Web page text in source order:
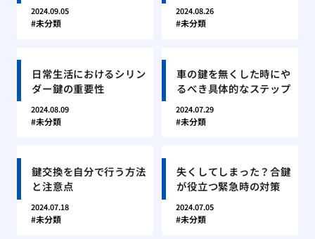
2024.09.05
未分類
2024.08.26
未分類
日常生活におけるシリン
ダー鍵の重要性
2024.08.09
未分類
車の鍵を無くした時にや
るべき具体的なステップ
2024.07.29
未分類
鍵交換を自分で行う方法
と注意点
2024.07.18
未分類
失くしてしまった？合鍵
が役立つ緊急時の対策
2024.07.05
未分類